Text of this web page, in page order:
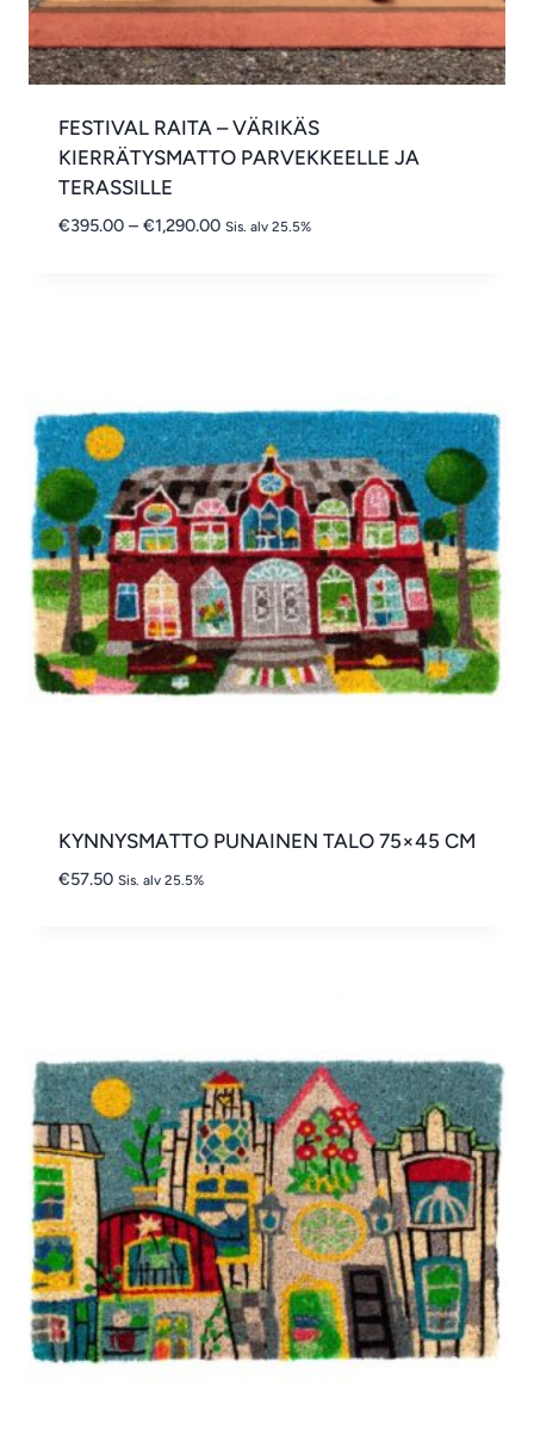
FESTIVAL RAITA – VÄRIKÄS
KIERRÄTYSMATTO PARVEKKEELLE JA
TERASSILLE
€395.00 – €1,290.00Hintaluokka:
Sis. alv 25.5%
KYNNYSMATTO PUNAINEN TALO 75×45 CM
€57.50 Sis. alv 25.5%